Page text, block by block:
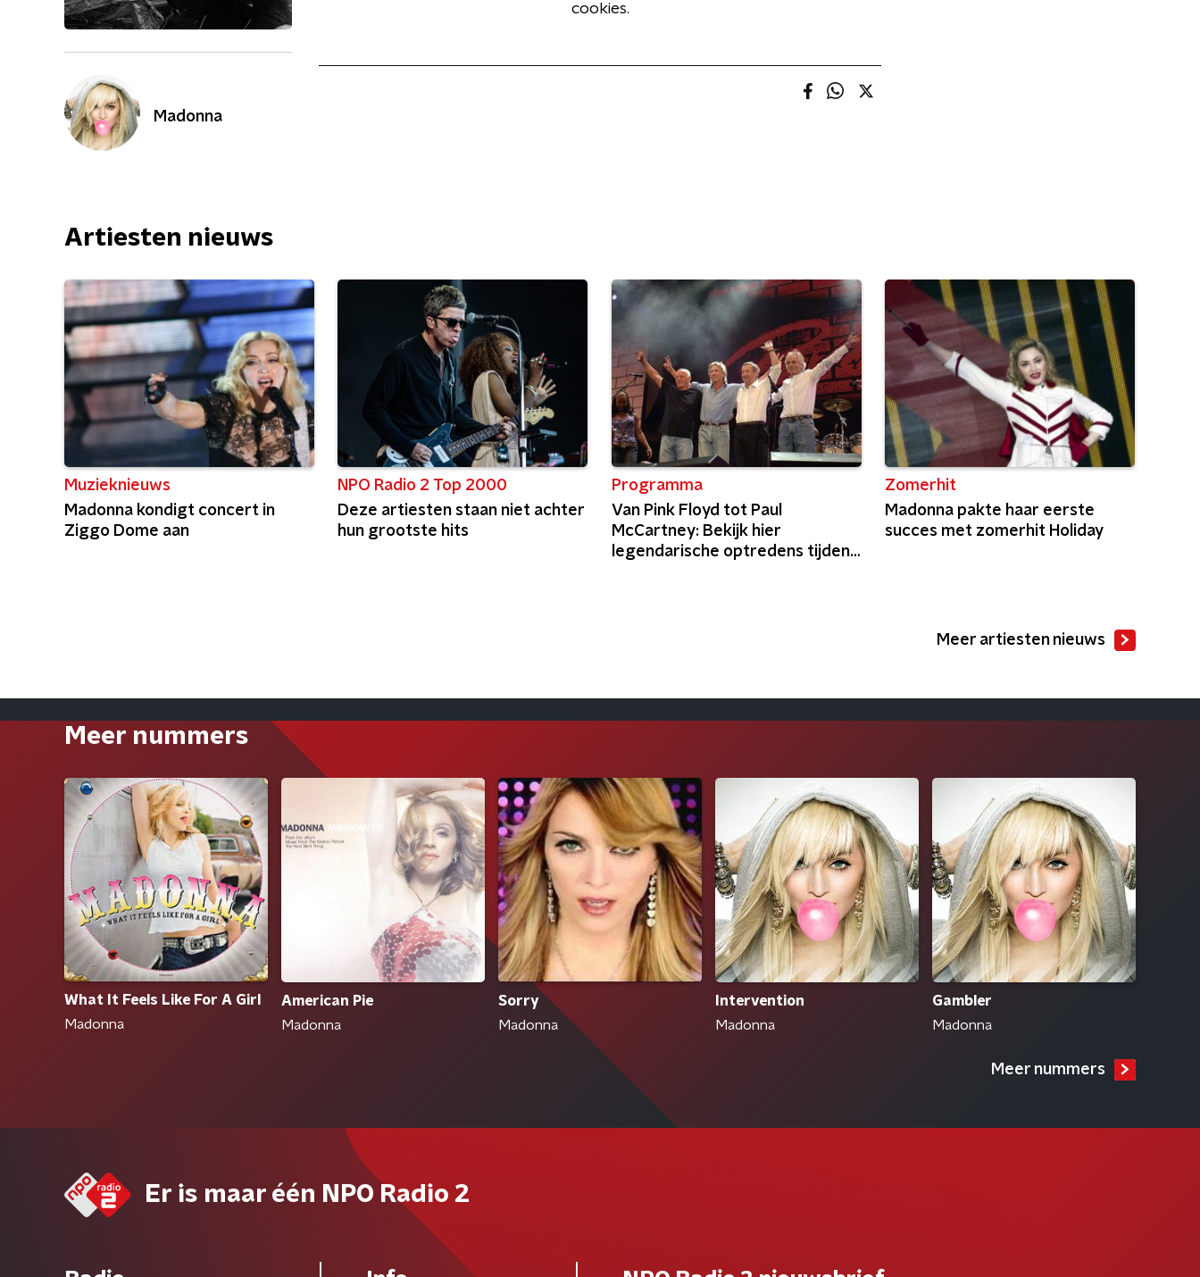
Madonna
cookies.
Artiesten nieuws
Muzieknieuws
Madonna kondigt concert in
Ziggo Dome aan
NPO Radio 2 Top 2000
Deze artiesten staan niet achter
hun grootste hits
Programma
Van Pink Floyd tot Paul
McCartney: Bekijk hier
legendarische optredens tijdens
Zomerhit
Madonna pakte haar eerste
succes met zomerhit Holiday
Meer artiesten nieuws
Meer nummers
What It Feels Like For A Girl
Madonna
American Pie
Madonna
Sorry
Madonna
Intervention
Madonna
Gambler
Madonna
Meer nummers
Er is maar één NPO Radio 2